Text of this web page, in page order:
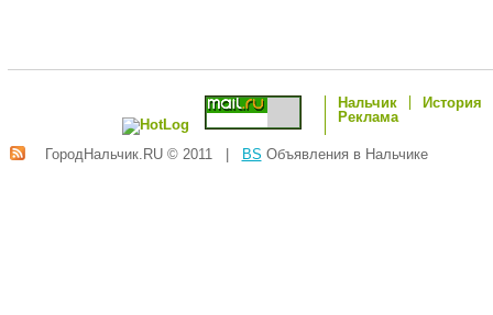
Нальчик
История
Реклама
ГородНальчик.RU © 2011 | BS Объявления в Нальчике